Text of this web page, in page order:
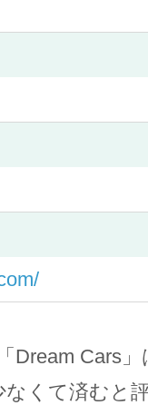
Dream Cars
くて済むと